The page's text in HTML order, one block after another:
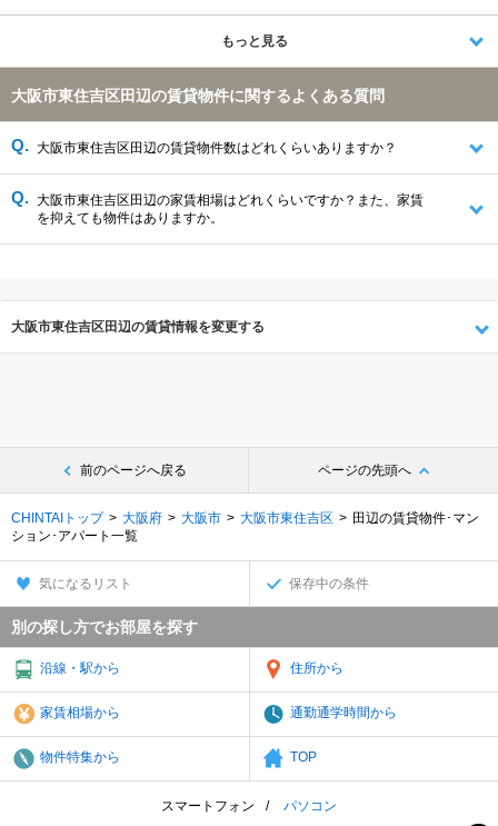
大阪市城東区(2005件)
大阪市天王寺区(2003件)
大阪市阿倍野区(1602件)
堺市東区(684件)
堺市西区(678件)
大阪市西成区(555件)
大阪市大正区(493件)
松原市(443件)
羽曳野市(432件)
藤井寺市(311件)
大阪市此花区(257件)
柏原市(147件)
もっと見る
大阪市東住吉区田辺の賃貸物件に関するよくある質問
大阪市東住吉区田辺の賃貸物件数はどれくらいありますか？
大阪市東住吉区田辺の家賃相場はどれくらいですか？また、家賃
を抑えても物件はありますか。
大阪市東住吉区田辺の賃貸情報を変更する
前のページへ戻る ページの先頭へ
CHINTAIトップ 大阪府 大阪市 大阪市東住吉区
田辺の賃貸物件･マン
ション･アパート一覧
気になるリスト 保存中の条件
別の探し方でお部屋を探す
沿線・駅から 住所から
家賃相場から 通勤通学時間から
物件特集から TOP
スマートフォン パソコン